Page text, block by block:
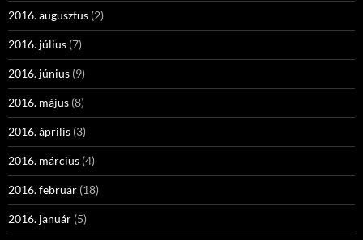
2016. augusztus (2)
2016. július (7)
2016. június (9)
2016. május (8)
2016. április (3)
2016. március (4)
2016. február (18)
2016. január (5)